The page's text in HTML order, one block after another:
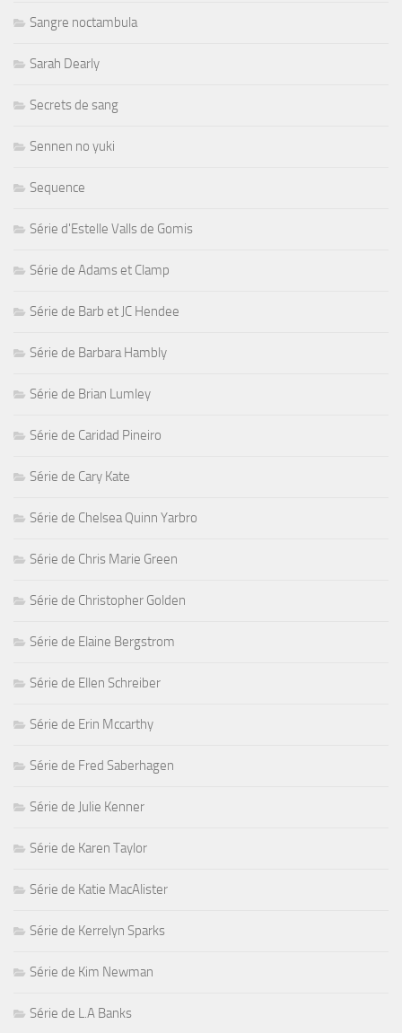
Sangre noctambula
Sarah Dearly
Secrets de sang
Sennen no yuki
Sequence
Série d'Estelle Valls de Gomis
Série de Adams et Clamp
Série de Barb et JC Hendee
Série de Barbara Hambly
Série de Brian Lumley
Série de Caridad Pineiro
Série de Cary Kate
Série de Chelsea Quinn Yarbro
Série de Chris Marie Green
Série de Christopher Golden
Série de Elaine Bergstrom
Série de Ellen Schreiber
Série de Erin Mccarthy
Série de Fred Saberhagen
Série de Julie Kenner
Série de Karen Taylor
Série de Katie MacAlister
Série de Kerrelyn Sparks
Série de Kim Newman
Série de L.A Banks